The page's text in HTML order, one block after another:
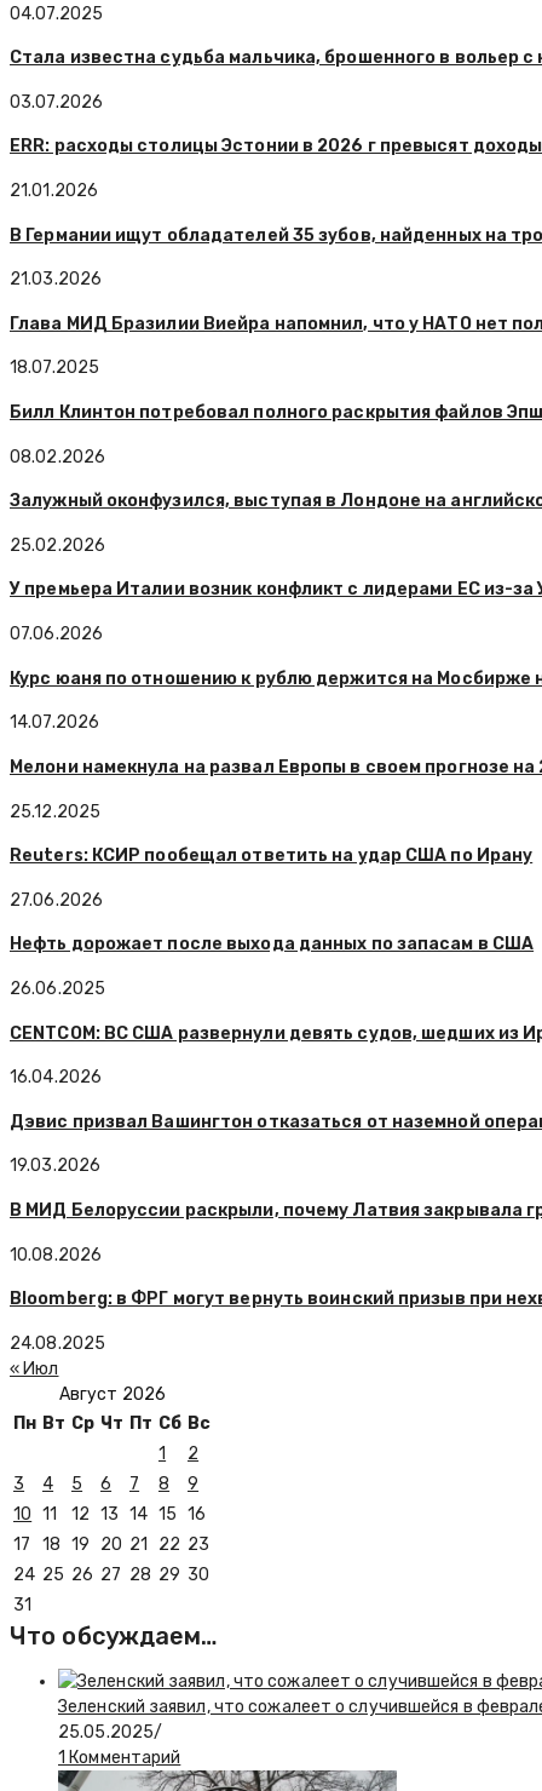
04.07.2025
Стала известна судьба мальчика, брошенного в вольер с
03.07.2026
ERR: расходы столицы Эстонии в 2026 г превысят
21.01.2026
В Германии ищут обладателей 35 зубов, найденных на
21.03.2026
Глава МИД Бразилии Виейра напомнил, что у НАТО нет
18.07.2025
Билл Клинтон потребовал полного раскрытия файлов
08.02.2026
Залужный оконфузился, выступая в Лондоне на
25.02.2026
У премьера Италии возник конфликт с лидерами ЕС из-за
07.06.2026
Курс юаня по отношению к рублю держится на Мосбирже
14.07.2026
Мелони намекнула на развал Европы в своем прогнозе на
25.12.2025
Reuters: КСИР пообещал ответить на удар США по Ирану
27.06.2026
Нефть дорожает после выхода данных по запасам в США
26.06.2025
CENTCOM: ВС США развернули девять судов, шедших из
16.04.2026
Дэвис призвал Вашингтон отказаться от наземной
19.03.2026
В МИД Белоруссии раскрыли, почему Латвия закрывала
10.08.2026
Bloomberg: в ФРГ могут вернуть воинский призыв при
24.08.2025
« Июл
Август 2026
Пн Вт Ср Чт Пт Сб Вс
1
2
3
4 5 6 7 8
9
10 11 12 13 14 15 16
17
18 19 20 21 22 23
24 25 26 27 28 29 30
31
Что обсуждаем…
Зеленский заявил, что сожалеет о случившейся в
25.05.2025/
1 Комментарий